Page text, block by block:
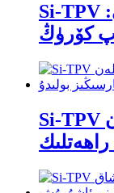
Si-TPV ئىسسىقلىق ئۆتكۈزۈش فىلىمى:
Si-TPV يۇمشاق تېرىگە ماس كېلىدىغان